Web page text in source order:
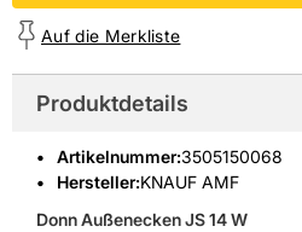
Auf die Merkliste
Produktdetails
Artikelnummer:3505150068
Hersteller:KNAUF AMF
Donn Außenecken JS 14 W